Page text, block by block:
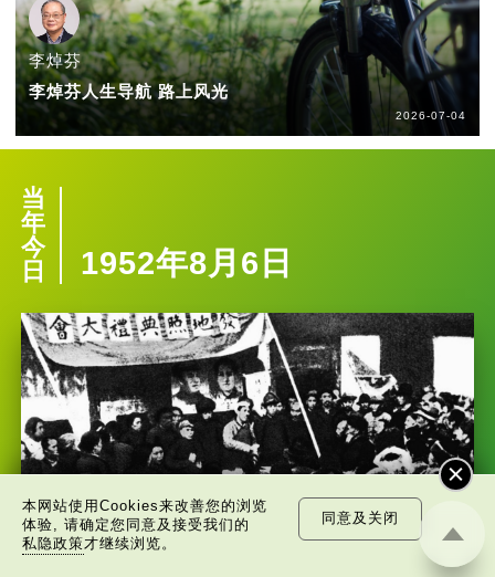
李焯芬
李焯芬人生导航 路上风光
2026-07-04
当
年
今
日
1952年8月6日
本网站使用Cookies来改善您的浏览
体验, 请确定您同意及接受我们的
私隐政策才继续浏览。
同意及关闭